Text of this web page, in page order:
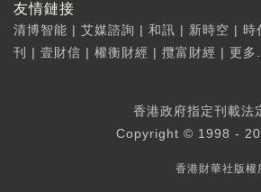
友情鏈接
清博智能 | 艾媒諮詢 | 和訊 | 新時空 | 時
刊
| 壹財信 | 權衡財經 | 攬富財經 | 更多
香港政府指定刊載法
Copyright © 1998 -
香港財華社版權